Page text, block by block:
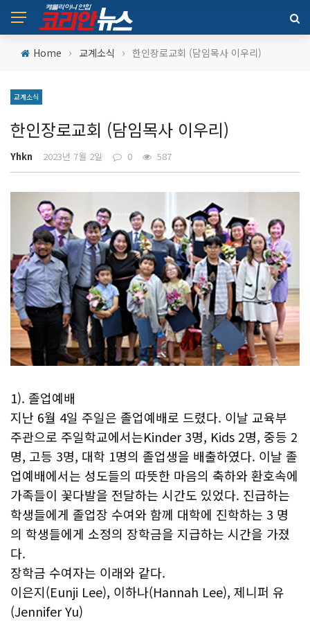
Home › 교계소식 › 한인장로교회 (담임목사 이우리)
교계소식
한인장로교회 (담임목사 이우리)
Yhkn 2023년 7월 2일 0 587
1). 졸업예배
지난 6월 4일 주일은 졸업예배로 드렸다. 이날 교육부
주관으로 주일학교에서는Kinder 3명, Kids 2명, 중등 2
명, 고등 3명, 대학 1명의 졸업생을 배출하였다. 이날 졸
업예배에서는 성도들의 따뜻한 마음의 축하와 환호속에
가족들이 꽃다발을 전달하는 시간도 있었다. 진급하는
학생들에게 졸업장 수여와 함께 대학에 진학하는 3 명
의 학생들에게 소정의 장학금을 지급하는 시간을 가졌
다.
장학금 수여자는 이래와 같다.
이은지(Eunji Lee), 이하나(Hannah Lee), 제니퍼 유
(Jennifer Yu)